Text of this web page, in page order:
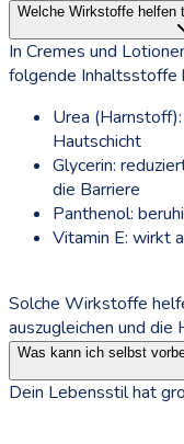
Welche Wirkstoffe helfen
In Cremes und
folgende Inhaltsstoffe
Urea
Hautschicht
Glycerin:
die Barriere
Panthenol:
Vitamin E: wirkt
Solche Wirkstoffe
auszugleichen und die
Was kann ich selbst
Dein Lebensstil hat